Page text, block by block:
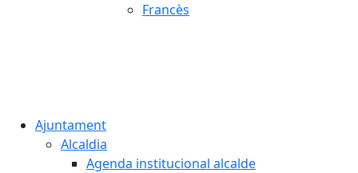
Francès
Ajuntament
Alcaldia
Agenda institucional alcalde